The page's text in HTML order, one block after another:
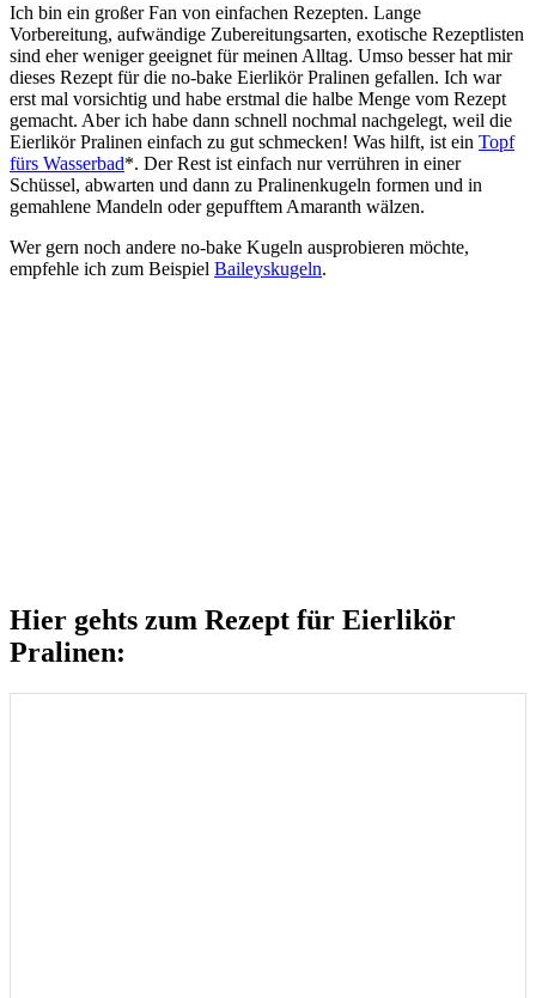
Ich bin ein großer Fan von einfachen Rezepten. Lange
Vorbereitung, aufwändige Zubereitungsarten, exotische Rezeptlisten
sind eher weniger geeignet für meinen Alltag. Umso besser hat mir
dieses Rezept für die no-bake Eierlikör Pralinen gefallen. Ich war
erst mal vorsichtig und habe erstmal die halbe Menge vom Rezept
gemacht. Aber ich habe dann schnell nochmal nachgelegt, weil die
Eierlikör Pralinen einfach zu gut schmecken! Was hilft, ist ein Topf
fürs Wasserbad*. Der Rest ist einfach nur verrühren in einer
Schüssel, abwarten und dann zu Pralinenkugeln formen und in
gemahlene Mandeln oder gepufftem Amaranth wälzen.
Wer gern noch andere no-bake Kugeln ausprobieren möchte,
empfehle ich zum Beispiel Baileyskugeln.
Hier gehts zum Rezept für Eierlikör
Pralinen: